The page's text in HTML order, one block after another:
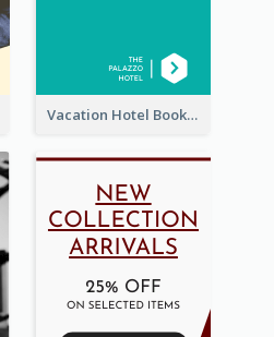
Vacation Hotel Booking Wide Skyscraper Banner